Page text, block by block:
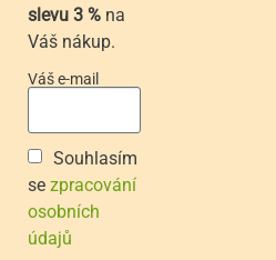
slevu 3 % na
Váš nákup.
Váš e-mail
Souhlasím
se zpracování
osobních
údajů